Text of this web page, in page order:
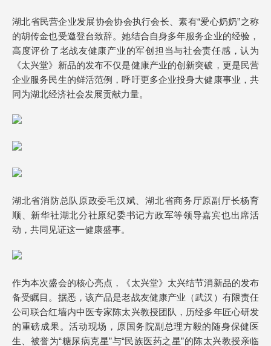
湖北省民营企业发展协会协会执行会长、素有“爱心奶奶”之称
的胡传金也受邀登台致辞。她结合自身多年服务企业的经验，
高度评价了老战友健康产业的军创担当与社会责任感，认为
《太兴堂》新品的发布不仅是健康产业的创新突破，更是民营
企业服务民生的鲜活范例，呼吁更多企业投身大健康事业，共
同为湖北经济社会发展贡献力量。
湖北省消防总队原政委毛汉斌、湖北省商务厅原副厅长杨育
顺、新华社湖北分社原纪委书记方政军等领导嘉宾也出席活
动，共同见证这一健康盛事。
作为本次盛会的核心亮点，《太兴堂》太兴结节消新品的发布
备受瞩目。据悉，该产品是老战友健康产业（武汉）有限责任
公司联合红墙内中医专家陈太兴教授团队，历经多年匠心研发
的重磅成果。活动现场，原国务院副总理方毅的随身保健医
生、被誉为“糖尿病克星”与“民族医药之星”的陈太兴教授亲临